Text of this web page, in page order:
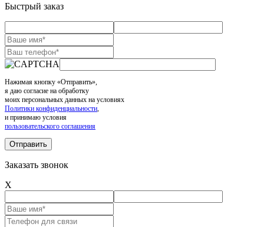
Быстрый заказ
Нажимая кнопку «Отправить»,
я даю согласие на обработку
моих персональных данных на условиях
Политики конфиденциальности
и принимаю условия
пользовательского соглашения
Заказать звонок
X